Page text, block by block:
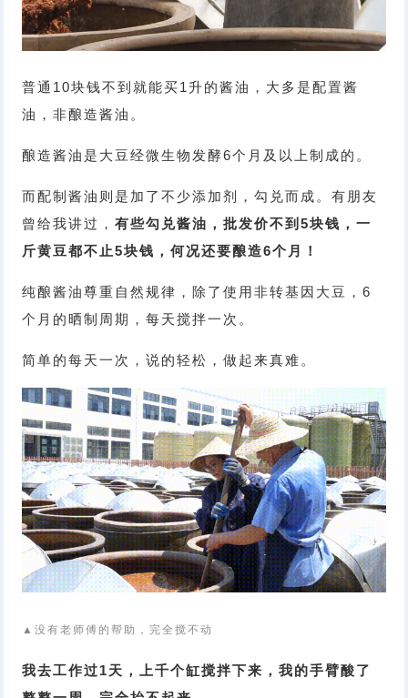
普通10块钱不到就能买1升的酱油，大多是配置酱
油，非酿造酱油。
酿造酱油是大豆经微生物发酵6个月及以上制成的。
而配制酱油则是加了不少添加剂，勾兑而成。有朋友
曾给我讲过，有些勾兑酱油，批发价不到5块钱，一
斤黄豆都不止5块钱，何况还要酿造6个月！
纯酿酱油尊重自然规律，除了使用非转基因大豆，6
个月的晒制周期，每天搅拌一次。
简单的每天一次，说的轻松，做起来真难。
▲没有老师傅的帮助，完全搅不动
我去工作过1天，上千个缸搅拌下来，我的手臂酸了